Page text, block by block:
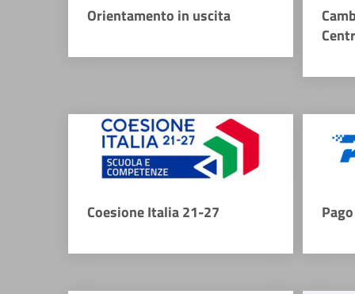
Orientamento in uscita
Coesione Italia 21-27